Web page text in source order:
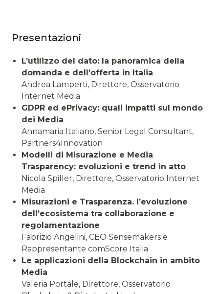
Presentazioni
L’utilizzo del dato: la panoramica della
domanda e dell’offerta in Italia
Andrea Lamperti, Direttore, Osservatorio
Internet Media
GDPR ed ePrivacy: quali impatti sul mondo
dei Media
Annamaria Italiano, Senior Legal Consultant,
Partners4Innovation
Modelli di Misurazione e Media
Trasparency: evoluzioni e trend in atto
Nicola Spiller, Direttore, Osservatorio Internet
Media
Misurazioni e Trasparenza. l’evoluzione
dell’ecosistema tra collaborazione e
regolamentazione
Fabrizio Angelini, CEO Sensemakers e
Rappresentante comScore Italia
Le applicazioni della Blockchain in ambito
Media
Valeria Portale, Direttore, Osservatorio